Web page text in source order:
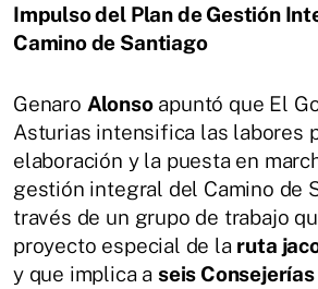
Impulso del Plan de Gestión
Camino de Santiago
Genaro Alonsoapuntó que El
Asturias intensifica las labores
elaboración y la puesta en
gestión integral del Camino de
través de un grupo de trabajo
proyecto especial de la ruta
y que implica a seis Consejerías